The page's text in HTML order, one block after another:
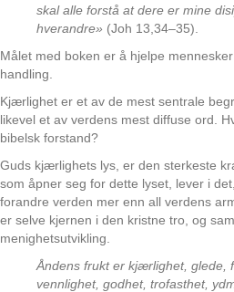
skal alle forstå at dere er mine
hverandre» (Joh 13,34–35).
Målet med boken er å hjelpe
handling.
Kjærlighet er et av de mest sentrale
likevel et av verdens mest diffuse ord.
bibelsk forstand?
Guds kjærlighets lys, er den sterkeste
som åpner seg for dette lyset, lever i
forandre verden mer enn all verdens
er selve kjernen i den kristne tro, og
menighetsutvikling.
Åndens frukt er kjærlighet, glede,
vennlighet, godhet, trofasthet,